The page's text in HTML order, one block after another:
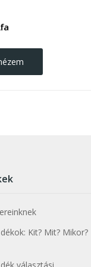
Kit? Mit? Mikor?
választási